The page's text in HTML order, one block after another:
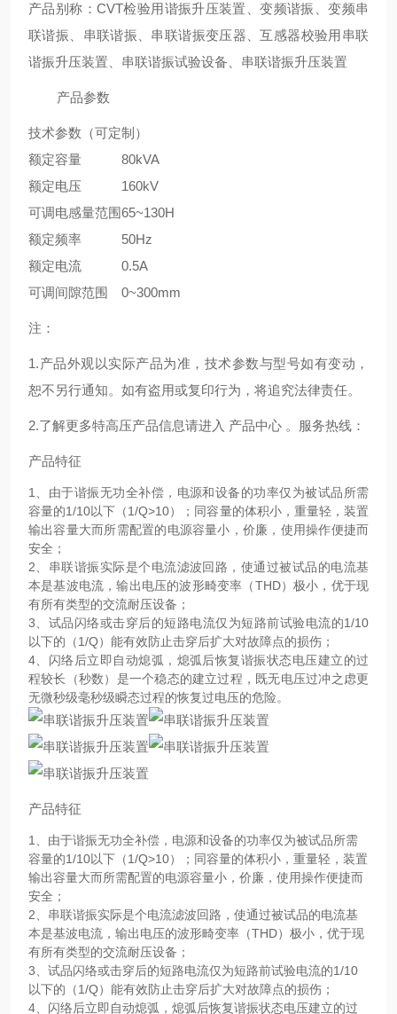
产品别称：CVT检验用谐振升压装置、变频谐振、变频串
联谐振、串联谐振、串联谐振变压器、互感器校验用串联
谐振升压装置、串联谐振试验设备、串联谐振升压装置
产品参数
技术参数 （可定制）
额定容量
80kVA
额定电压
160kV
可调电感量范围65~130H
额定频率
50Hz
额定电流
0.5A
可调间隙范围
0~300mm
注：
1.产品外观以实际产品为准，技术参数与型号如有变动，
恕不另行通知。如有盗用或复印行为，将追究法律责任。
2.了解更多特高压产品信息请进入 产品中心 。服务热线：
产品特征
1、由于谐振无功全补偿，电源和设备的功率仅为被试品所需
容量的1/10以下（1/Q>10）；同容量的体积小，重量轻，装置
输出容量大而所需配置的电源容量小，价廉，使用操作便捷而
安全；
2、串联谐振实际是个电流滤波回路，使通过被试品的电流基
本是基波电流，输出电压的波形畸变率（THD）极小，优于现
有所有类型的交流耐压设备；
3、试品闪络或击穿后的短路电流仅为短路前试验电流的1/10
以下的（1/Q）能有效防止击穿后扩大对故障点的损伤；
4、闪络后立即自动熄弧，熄弧后恢复谐振状态电压建立的过
程较长（秒数）是一个稳态的建立过程，既无电压过冲之虑更
无微秒级毫秒级瞬态过程的恢复过电压的危险。
产品特征
1、由于谐振无功全补偿，电源和设备的功率仅为被试品所需
容量的1/10以下（1/Q>10）；同容量的体积小，重量轻，装置
输出容量大而所需配置的电源容量小，价廉，使用操作便捷而
安全；
2、串联谐振实际是个电流滤波回路，使通过被试品的电流基
本是基波电流，输出电压的波形畸变率（THD）极小，优于现
有所有类型的交流耐压设备；
3、试品闪络或击穿后的短路电流仅为短路前试验电流的1/10
以下的（1/Q）能有效防止击穿后扩大对故障点的损伤；
4、闪络后立即自动熄弧，熄弧后恢复谐振状态电压建立的过